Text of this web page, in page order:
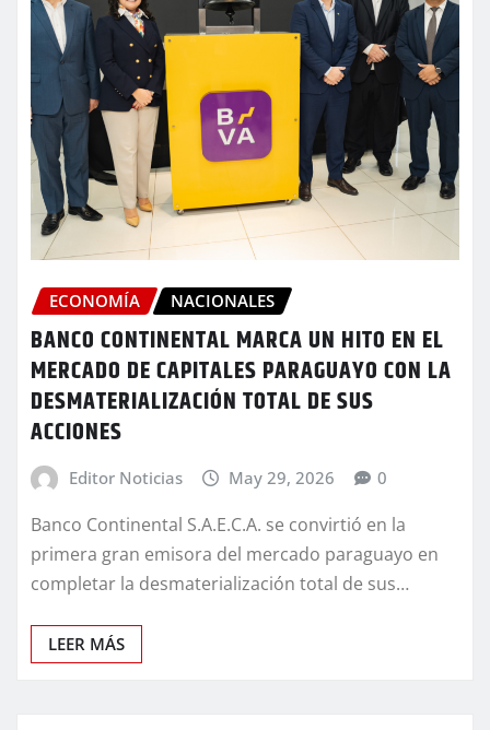
ECONOMÍA NACIONALES
BANCO CONTINENTAL MARCA UN HITO EN EL
MERCADO DE CAPITALES PARAGUAYO CON LA
DESMATERIALIZACIÓN TOTAL DE SUS
ACCIONES
Editor Noticias May 29, 2026 0
Banco Continental S.A.E.C.A. se convirtió en la
primera gran emisora del mercado paraguayo en
completar la desmaterialización total de sus…
LEER MÁS